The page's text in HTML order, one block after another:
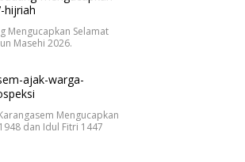
Mengucapkan Selamat
Masehi 2026.
Mengucapkan
dan Idul Fitri 1447